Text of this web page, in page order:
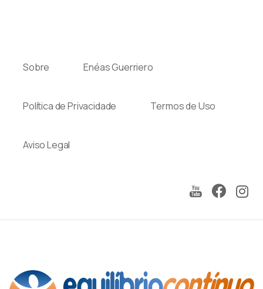
Sobre Enéas Guerriero
Política de Privacidade Termos de Uso
Aviso Legal